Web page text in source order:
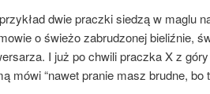
dwie praczki siedzą w maglu
o świeżo zabrudzonej bieliźnie,
I już po chwili praczka X z
mówi “nawet pranie masz brudne, bo